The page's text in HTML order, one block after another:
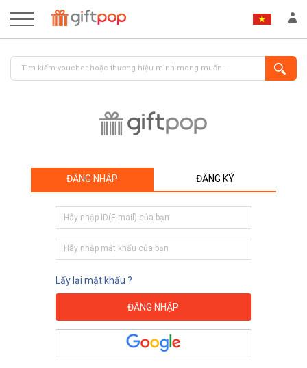
ĐĂNG NHẬP ĐĂNG KÝ
Lấy lại mật khẩu ?